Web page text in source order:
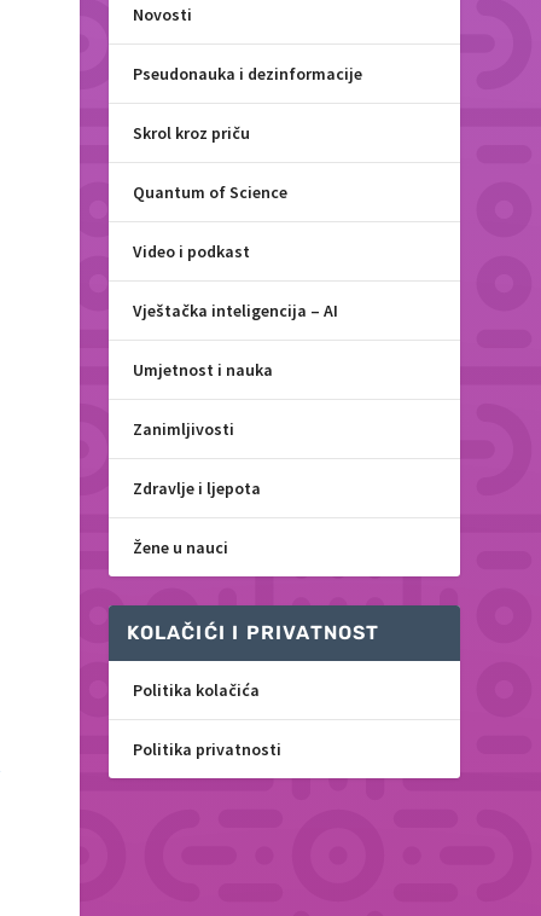
Novosti
Pseudonauka i dezinformacije
Skrol kroz priču
Quantum of Science
Video i podkast
Vještačka inteligencija – AI
Umjetnost i nauka
Zanimljivosti
Zdravlje i ljepota
Žene u nauci
KOLAČIĆI I PRIVATNOST
Politika kolačića
Politika privatnosti